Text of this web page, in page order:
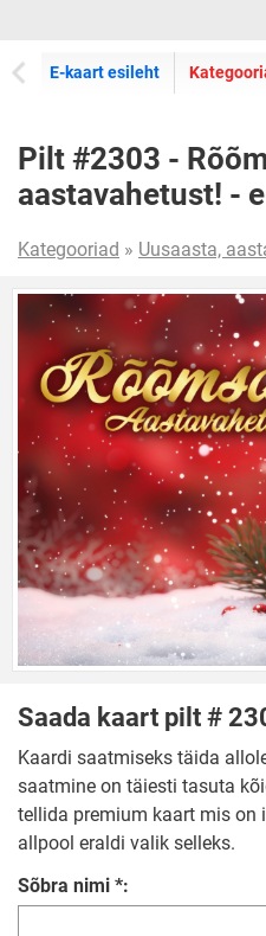
E-kaart esileht E-
Pilt #2303 -
aastavahetust! -
Kategooriad » Uusaasta,
Saada kaart pilt #
Kaardi saatmiseks täida
saatmine on täiesti tasuta
tellida premium kaart mis on
allpool eraldi valik selleks.
Sõbra nimi *: